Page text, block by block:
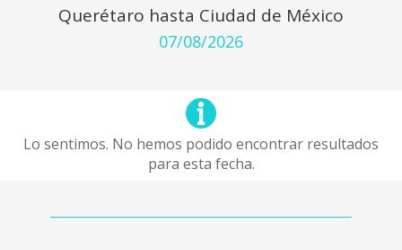
Querétaro hasta Ciudad de México
07/08/2026
Lo sentimos. No hemos podido encontrar resultados
para esta fecha.